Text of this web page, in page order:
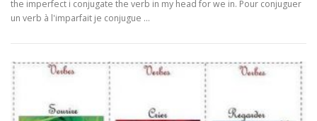
the imperfect i conjugate the verb in my head for we in. Pour conjuguer
un verb à l'imparfait je conjugue …